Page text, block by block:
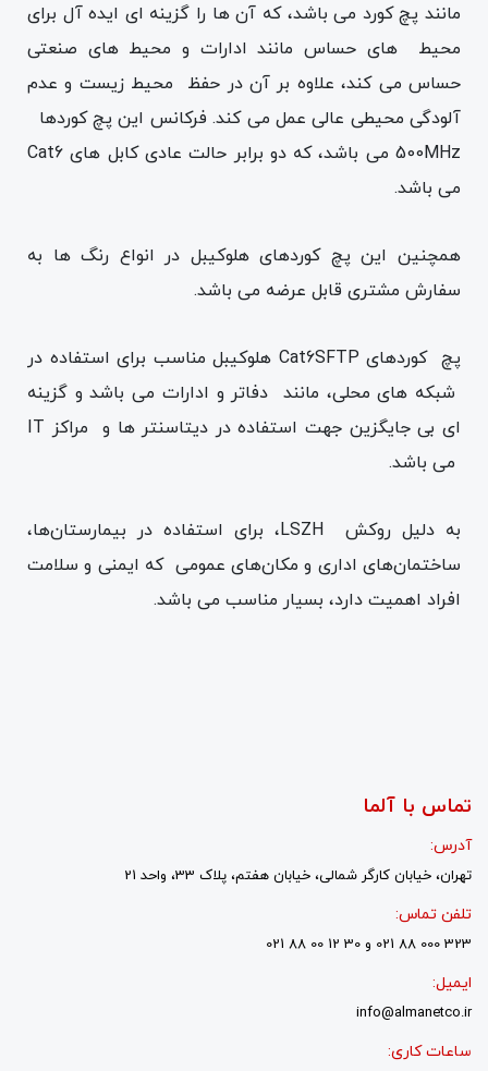
مانند پچ کورد می باشد، که آن ها را گزینه ای ایده آل برای
محیط های حساس مانند ادارات و محیط های صنعتی
حساس می کند، علاوه بر آن در حفظ محیط زیست و عدم
آلودگی محیطی عالی عمل می کند. فرکانس این پچ کوردها
500MHz می باشد، که دو برابر حالت عادی کابل های Cat6
می باشد.
همچنین این پچ کوردهای هلوکیبل در انواع رنگ ها به
سفارش مشتری قابل عرضه می باشد.
پچ کوردهای Cat6SFTP هلوکیبل مناسب برای استفاده در
شبکه های محلی، مانند دفاتر و ادارات می باشد و گزینه
ای بی جایگزین جهت استفاده در دیتاسنتر ها و مراکز IT
می باشد.
به دلیل روکش LSZH، برای استفاده در بیمارستان‌ها،
ساختمان‌های اداری و مکان‌های عمومی که ایمنی و سلامت
افراد اهمیت دارد، بسیار مناسب می باشد.
تماس با آلما
آدرس:
تهران، خیابان کارگر شمالی، خیابان هفتم، پلاک 33، واحد 21
تلفن تماس:
323 000 88 021 و 30 12 00 88 021
ایمیل:
info@almanetco.ir
ساعات کاری: